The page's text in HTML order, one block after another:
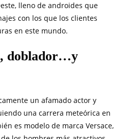
lleno de androides que
con los que los clientes
en este mundo.
doblador…y
un afamado actor y
una carrera meteórica en
es modelo de marca Versace,